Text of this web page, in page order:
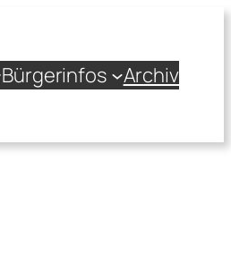
Bürgerinfos Archiv